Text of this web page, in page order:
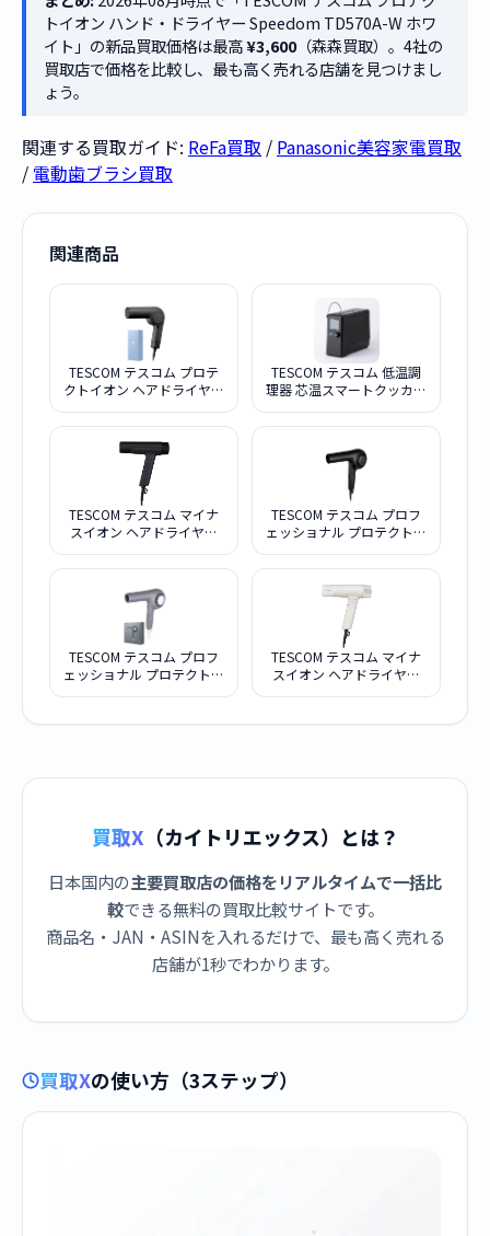
トイオン ハンド・ドライヤー Speedom TD570A-W ホワ
イト」の新品買取価格は最高¥3,600（森森買取）。4社の
買取店で価格を比較し、最も高く売れる店舗を見つけまし
ょう。
関連する買取ガイド: ReFa買取 / Panasonic美容家電買取
/ 電動歯ブラシ買取
関連商品
TESCOM テスコム プロテ
クトイオン ヘアドライヤー
TESCOM テスコム 低温調
理器 芯温スマートクッカー
TESCOM テスコム マイナ
スイオン ヘアドライヤー
ク
TESCOM テスコム プロフ
ェッショナル プロテクトイ
Nobby by TESCOM
NIB500B-K ブラック
TESCOM テスコム プロフ
ェッショナル プロテクトイ
NIB500B-H スモーキーグレ
TESCOM テスコム マイナ
スイオン ヘアドライヤー
買取X （カイトリエックス）とは？
日本国内の主要買取店の価格をリアルタイムで一括比
較できる無料の買取比較サイトです。
商品名・JAN・ASINを入れるだけで、最も高く売れる
店舗が1秒でわかります。
買取Xの使い方（3ステップ）